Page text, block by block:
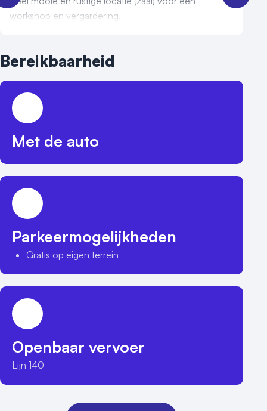
workshop en vergardering.
Bereikbaarheid
Met de auto
Parkeermogelijkheden
Gratis op eigen terrein
Openbaar vervoer
Lijn 140